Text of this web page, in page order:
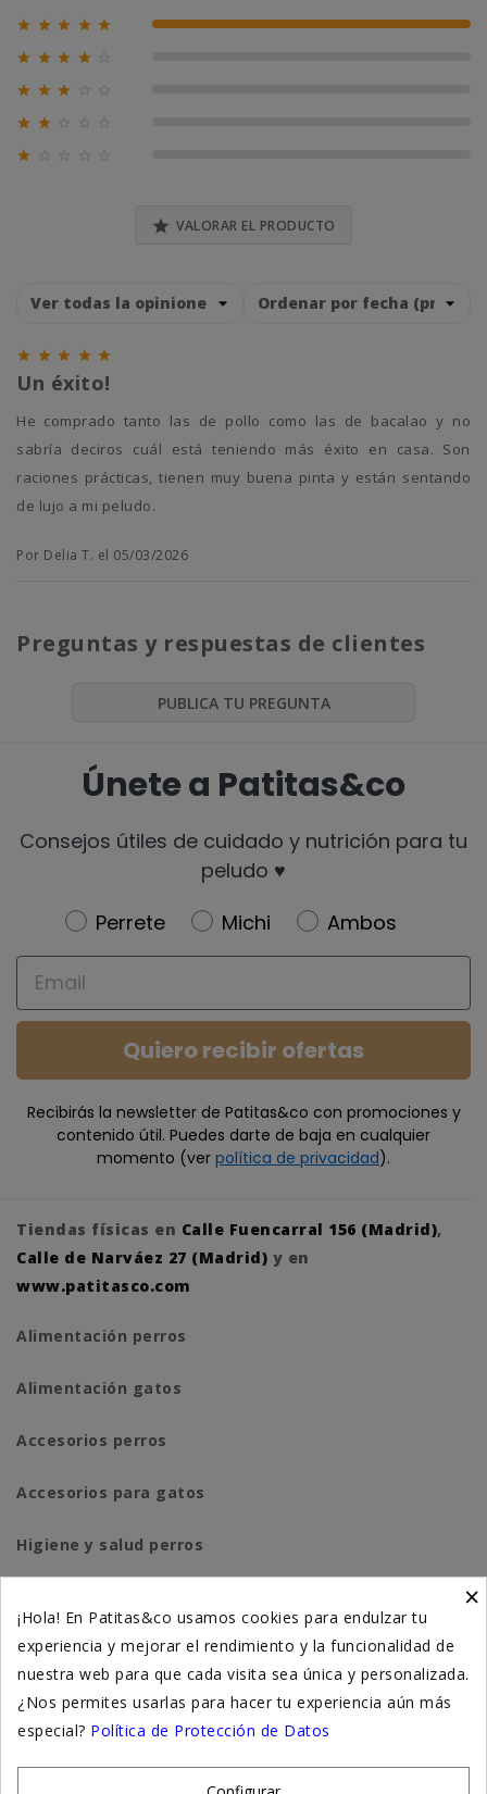
     100% (1)
   
  
 

 VALORAR EL PRODUCTO
    
Un éxito!
he comprado tanto las de pollo como las de bacalao y no
sabría deciros cuál está teniendo más éxito en casa. Son
raciones prácticas, tienen muy buena pinta y están sentando
de lujo a mi peludo.
Por Delia T. el 05/03/2026
Preguntas y respuestas de clientes
PUBLICA TU PREGUNTA
Únete a Patitas&co
Consejos útiles de cuidado y nutrición para tu
peludo ♥️
Newsletter
Perrete Michi
Ambos
Email
Quiero recibir ofertas
Recibirás la newsletter de Patitas&co con promociones y
contenido útil. Puedes darte de baja en cualquier
momento (ver política de privacidad).
Tiendas físicas en Calle Fuencarral 156 (Madrid),
Calle de Narváez 27 (Madrid) y en
www.patitasco.com
Alimentación perros
Alimentación gatos
Accesorios perros
Accesorios para gatos
Higiene y salud perros
Suplementación natural
Otros
×
¡Hola! En Patitas&co usamos cookies para endulzar tu
experiencia y mejorar el rendimiento y la funcionalidad de
nuestra web para que cada visita sea única y personalizada.
¿Nos permites usarlas para hacer tu experiencia aún más
especial? Política de Protección de Datos